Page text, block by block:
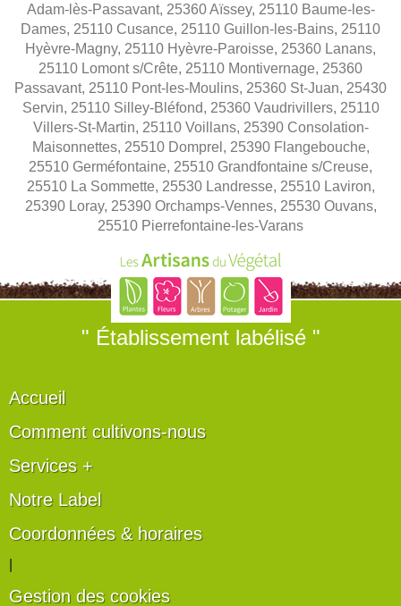
Adam-lès-Passavant, 25360 Aïssey, 25110 Baume-les-
Dames, 25110 Cusance, 25110 Guillon-les-Bains, 25110
Hyèvre-Magny, 25110 Hyèvre-Paroisse, 25360 Lanans,
25110 Lomont s/Crête, 25110 Montivernage, 25360
Passavant, 25110 Pont-les-Moulins, 25360 St-Juan, 25430
Servin, 25110 Silley-Bléfond, 25360 Vaudrivillers, 25110
Villers-St-Martin, 25110 Voillans, 25390 Consolation-
Maisonnettes, 25510 Domprel, 25390 Flangebouche,
25510 Germéfontaine, 25510 Grandfontaine s/Creuse,
25510 La Sommette, 25530 Landresse, 25510 Laviron,
25390 Loray, 25390 Orchamps-Vennes, 25530 Ouvans,
25510 Pierrefontaine-les-Varans
" Établissement labélisé "
Accueil
Comment cultivons-nous
Services +
Notre Label
Coordonnées & horaires
Gestion des cookies